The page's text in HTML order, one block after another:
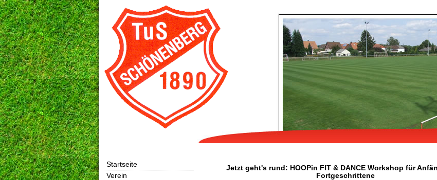
Startseite
Verein
Jetzt geht's rund: HOOPin FIT & DANCE Workshop für
Fortgeschrittene